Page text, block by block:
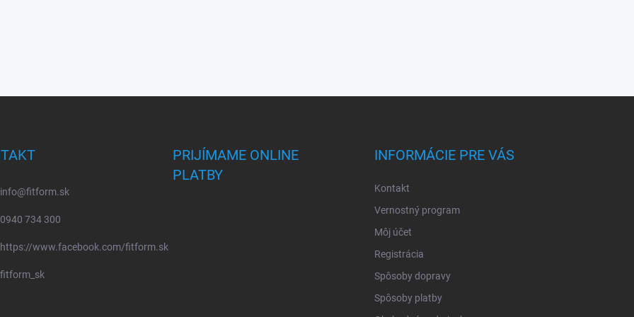
info@fitform.sk
0940 734 300
https://www.facebook.com/fitform.sk
fitform_sk
PRIJÍMAME ONLINE
PLATBY
INFORMÁCIE PRE VÁS
Kontakt
Vernostný program
Môj účet
Registrácia
Spôsoby dopravy
Spôsoby platby